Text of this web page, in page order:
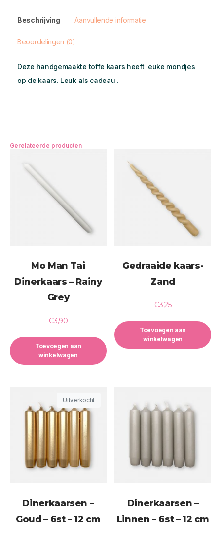
Beschrijving Aanvullende informatie
Beoordelingen (0)
Deze handgemaakte toffe kaars heeft leuke mondjes
op de kaars. Leuk als cadeau .
Gerelateerde producten
Mo Man Tai
Dinerkaars – Rainy
Grey
€3,90
Toevoegen aan
winkelwagen
Gedraaide kaars-
Zand
€3,25
Toevoegen aan
winkelwagen
Uitverkocht
Dinerkaarsen –
Goud – 6st – 12 cm
Dinerkaarsen –
Linnen – 6st – 12 cm